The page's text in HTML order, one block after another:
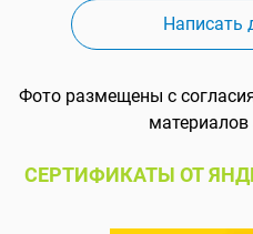
Написать
Фото размещены с
СЕРТИФИКАТЫ ОТ